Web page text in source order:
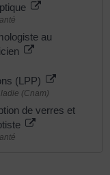
au
(LPP)
(Cnam)
de verres et